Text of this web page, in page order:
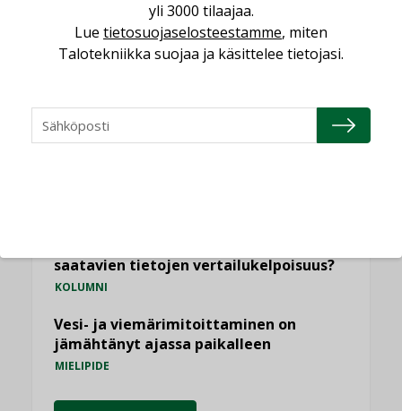
Puheista tekoihin – uusin teknologia
käyttöön kiinteistöissä
Sähköistäminen säästää euroja
KOLUMNI
saatavien tietojen vertailukelpoisuus?
KOLUMNI
Vesi- ja viemärimitoittaminen on
jämähtänyt ajassa paikalleen
MIELIPIDE
yli 3000 tilaajaa.
Lue tietosuojaselosteestamme, miten
Talotekniikka suojaa ja käsittelee tietojasi.